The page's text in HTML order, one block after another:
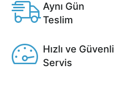
Aynı Gün
Teslim
Hızlı ve Güvenli
Servis